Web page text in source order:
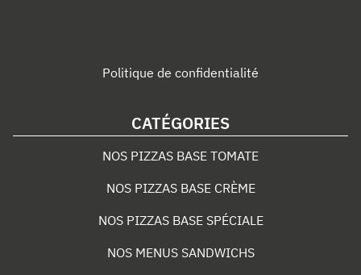
Politique de confidentialité
CATÉGORIES
NOS PIZZAS BASE TOMATE
NOS PIZZAS BASE CRÈME
NOS PIZZAS BASE SPÉCIALE
NOS MENUS SANDWICHS